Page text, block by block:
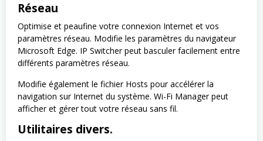
Réseau
Optimise et peaufine votre connexion Internet et vos
paramètres réseau. Modifie les paramètres du navigateur
Microsoft Edge. IP Switcher peut basculer facilement entre
différents paramètres réseau.
Modifie également le fichier Hosts pour accélérer la
navigation sur Internet du système. Wi-Fi Manager peut
afficher et gérer tout votre réseau sans fil.
Utilitaires divers.